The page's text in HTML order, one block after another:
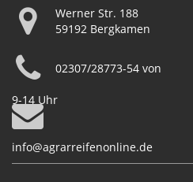
Werner Str. 188
59192 Bergkamen
02307/28773-54 von
9-14 Uhr
info@agrarreifenonline.de